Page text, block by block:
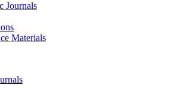
Journals
Materials